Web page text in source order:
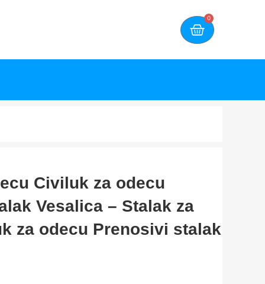
0
Civiluk za odecu
Vesalica – Stalak za
za odecu Prenosivi stalak